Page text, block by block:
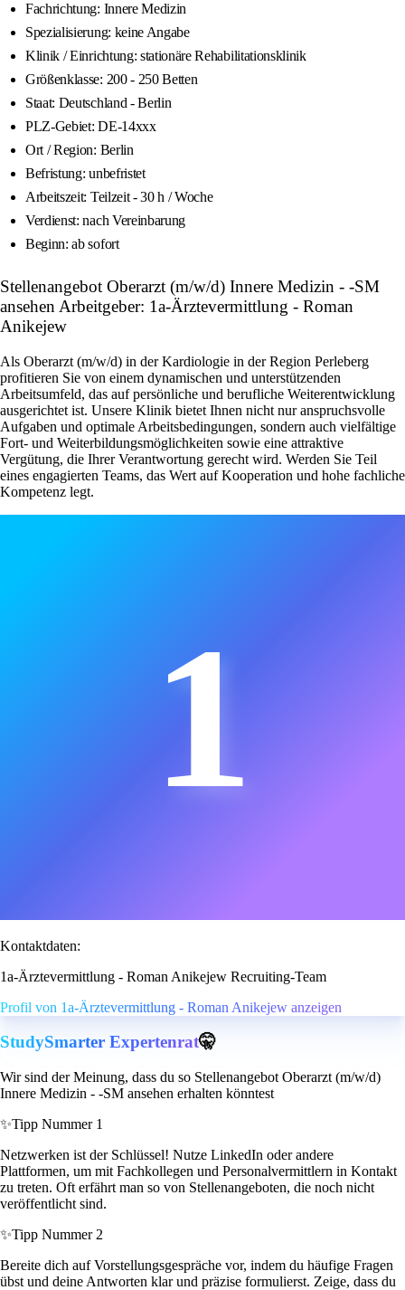
Fachrichtung: Innere Medizin
Spezialisierung: keine Angabe
Klinik / Einrichtung: stationäre Rehabilitationsklinik
Größenklasse: 200 - 250 Betten
Staat: Deutschland - Berlin
PLZ-Gebiet: DE-14xxx
Ort / Region: Berlin
Befristung: unbefristet
Arbeitszeit: Teilzeit - 30 h / Woche
Verdienst: nach Vereinbarung
Beginn: ab sofort
Stellenangebot Oberarzt (m/w/d) Innere Medizin - -SM
ansehen Arbeitgeber: 1a-Ärztevermittlung - Roman
Anikejew
Als Oberarzt (m/w/d) in der Kardiologie in der Region Perleberg
profitieren Sie von einem dynamischen und unterstützenden
Arbeitsumfeld, das auf persönliche und berufliche Weiterentwicklung
ausgerichtet ist. Unsere Klinik bietet Ihnen nicht nur anspruchsvolle
Aufgaben und optimale Arbeitsbedingungen, sondern auch vielfältige
Fort- und Weiterbildungsmöglichkeiten sowie eine attraktive
Vergütung, die Ihrer Verantwortung gerecht wird. Werden Sie Teil
eines engagierten Teams, das Wert auf Kooperation und hohe fachliche
Kompetenz legt.
1
Kontaktdaten:
1a-Ärztevermittlung - Roman Anikejew Recruiting-Team
Profil von 1a-Ärztevermittlung - Roman Anikejew anzeigen
StudySmarter Expertenrat🤫
Wir sind der Meinung, dass du so Stellenangebot Oberarzt (m/w/d)
Innere Medizin - -SM ansehen erhalten könntest
✨Tipp Nummer 1
Netzwerken ist der Schlüssel! Nutze LinkedIn oder andere
Plattformen, um mit Fachkollegen und Personalvermittlern in Kontakt
zu treten. Oft erfährt man so von Stellenangeboten, die noch nicht
veröffentlicht sind.
✨Tipp Nummer 2
Bereite dich auf Vorstellungsgespräche vor, indem du häufige Fragen
übst und deine Antworten klar und präzise formulierst. Zeige, dass du